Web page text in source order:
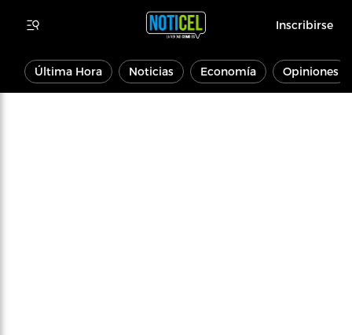
Inscribirse
Última Hora Noticias Economía Opiniones